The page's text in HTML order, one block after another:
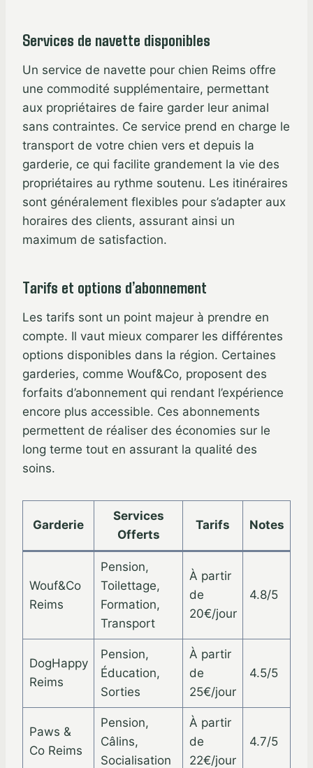
Services de navette disponibles
Un service de navette pour chien Reims offre
une commodité supplémentaire, permettant
aux propriétaires de faire garder leur animal
sans contraintes. Ce service prend en charge le
transport de votre chien vers et depuis la
garderie, ce qui facilite grandement la vie des
propriétaires au rythme soutenu. Les itinéraires
sont généralement flexibles pour s’adapter aux
horaires des clients, assurant ainsi un
maximum de satisfaction.
Tarifs et options d’abonnement
Les tarifs sont un point majeur à prendre en
compte. Il vaut mieux comparer les différentes
options disponibles dans la région. Certaines
garderies, comme Wouf&Co, proposent des
forfaits d’abonnement qui rendant l’expérience
encore plus accessible. Ces abonnements
permettent de réaliser des économies sur le
long terme tout en assurant la qualité des
soins.
Garderie
Services
Offerts
Tarifs Notes
Wouf&Co
Reims
Pension,
Toilettage,
Formation,
Transport
À partir
de
20€/jour
4.8/5
DogHappy
Reims
Pension,
Éducation,
Sorties
À partir
de
25€/jour
4.5/5
Paws &
Co Reims
Pension,
Câlins,
Socialisation
À partir
de
22€/jour
4.7/5